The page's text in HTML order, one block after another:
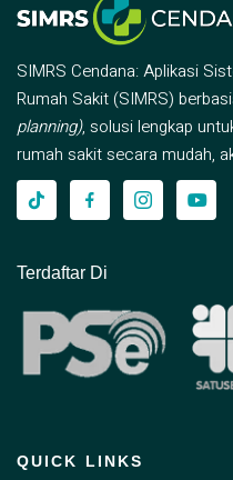
SIMRS Cendana: Aplikasi
Rumah Sakit (SIMRS)
planning), solusi lengkap
rumah sakit secara mudah,
Terdaftar Di
QUICK LINKS